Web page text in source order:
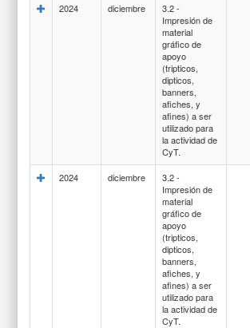
2024 diciembre
3.2 -
Impresión de
material
gráfico de
apoyo
(tripticos,
dipticos,
banners,
afiches, y
afines) a ser
utilizado para
la actividad de
CyT.
2024 diciembre
3.2 -
Impresión de
material
gráfico de
apoyo
(tripticos,
dipticos,
banners,
afiches, y
afines) a ser
utilizado para
la actividad de
CyT.